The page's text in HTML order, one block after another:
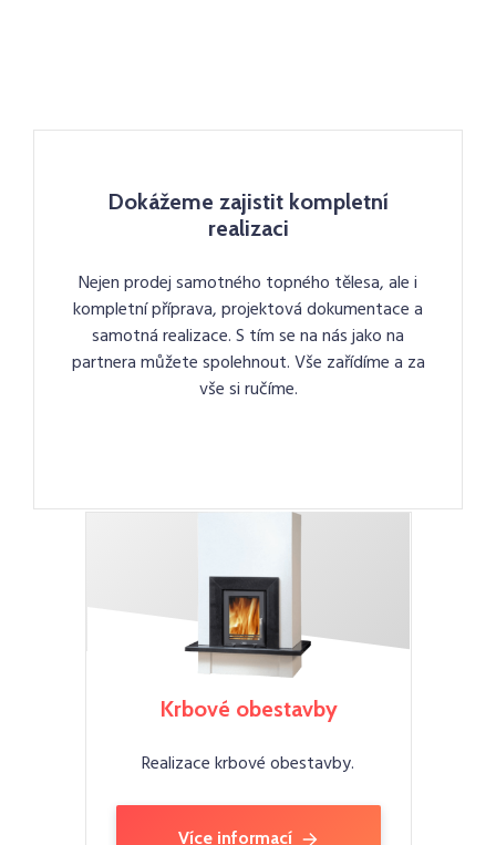
Dokážeme zajistit kompletní
realizaci
Nejen prodej samotného topného tělesa, ale i
kompletní příprava, projektová dokumentace a
samotná realizace. S tím se na nás jako na
partnera můžete spolehnout. Vše zařídíme a za
vše si ručíme.
Krbové obestavby
Realizace krbové obestavby.
Více informací